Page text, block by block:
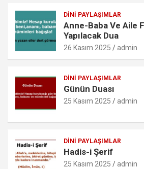
DINI PAYLAŞIMLAR
Anne-Baba Ve Aile
Yapılacak Dua
26 Kasım 2025 admin
DINI PAYLAŞIMLAR
Günün Duası
25 Kasım 2025 admin
DINI PAYLAŞIMLAR
Hadis-i Şerif
25 Kasım 2025 admin